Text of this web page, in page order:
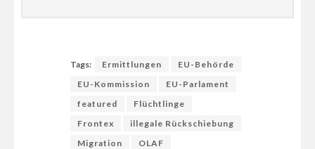
Tags: Ermittlungen
EU-Behörde
EU-Kommission
EU-Parlament
featured
Flüchtlinge
Frontex
illegale Rückschiebung
Migration
OLAF